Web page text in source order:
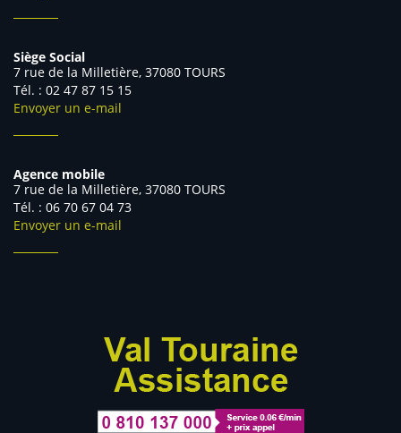
Siège Social
7 rue de la Milletière, 37080 TOURS
Tél. : 02 47 87 15 15
Envoyer un e-mail
Agence mobile
7 rue de la Milletière, 37080 TOURS
Tél. : 06 70 67 04 73
Envoyer un e-mail